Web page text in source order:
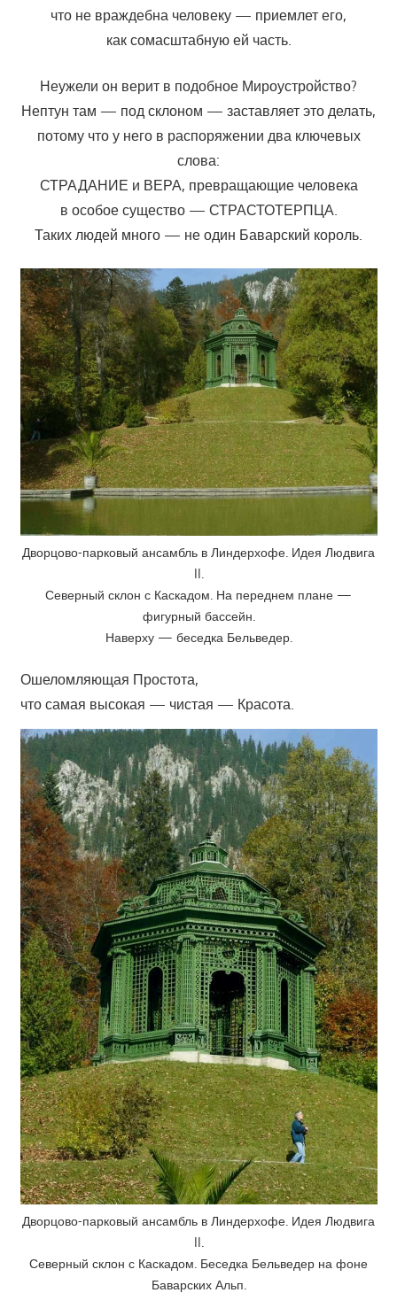
что не враждебна человеку — приемлет его,
как сомасштабную ей часть.
Неужели он верит в подобное Мироустройство?
Нептун там — под склоном — заставляет это делать,
потому что у него в распоряжении два ключевых
слова:
СТРАДАНИЕ и ВЕРА, превращающие человека
в особое существо — СТРАСТОТЕРПЦА.
Таких людей много — не один Баварский король.
Дворцово-парковый ансамбль в Линдерхофе. Идея Людвига
II.
Северный склон с Каскадом. На переднем плане —
фигурный бассейн.
Наверху — беседка Бельведер.
Ошеломляющая Простота,
что самая высокая — чистая — Красота.
Дворцово-парковый ансамбль в Линдерхофе. Идея Людвига
II.
Северный склон с Каскадом. Беседка Бельведер на фоне
Баварских Альп.